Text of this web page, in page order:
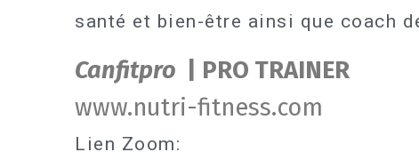
santé et bien-être ainsi que coach
Canfitpro
| PRO TRAINER
www.nutri-fitness.com
Lien Zoom: